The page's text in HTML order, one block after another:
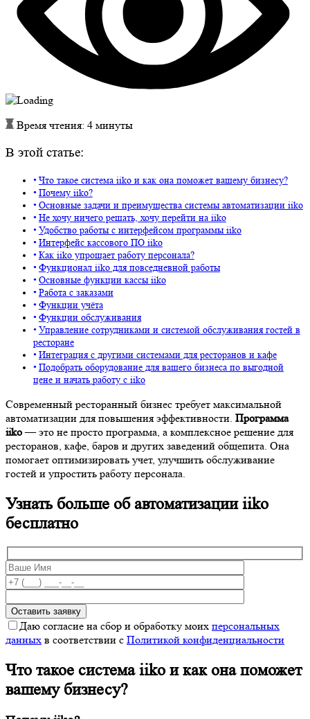
Время чтения: 4 минуты
В этой статье:
Что такое система iiko и как она поможет вашему бизнесу?
Почему iiko?
Основные задачи и преимущества системы автоматизации iiko
Не хочу ничего решать, хочу перейти на iiko
Удобство работы с интерфейсом программы iiko
Интерфейс кассового ПО iiko
Как iiko упрощает работу персонала?
Функционал iiko для повседневной работы
Основные функции кассы iiko
Работа с заказами
Функции учёта
Функции обслуживания
Управление сотрудниками и системой обслуживания гостей в
ресторане
Интеграция с другими системами для ресторанов и кафе
Подобрать оборудование для вашего бизнеса по выгодной
цене и начать работу с iiko
Современный ресторанный бизнес требует максимальной
автоматизации для повышения эффективности. Программа
iiko— это не просто программа, а комплексное решение для
ресторанов, кафе, баров и других заведений общепита. Она
помогает оптимизировать учет, улучшить обслуживание
гостей и упростить работу персонала.
Узнать больше об автоматизации iiko
бесплатно
Даю согласие на сбор и обработку моих персональных
данных в соответствии с Политикой конфиденциальности
Что такое система iiko и как она поможет
вашему бизнесу?